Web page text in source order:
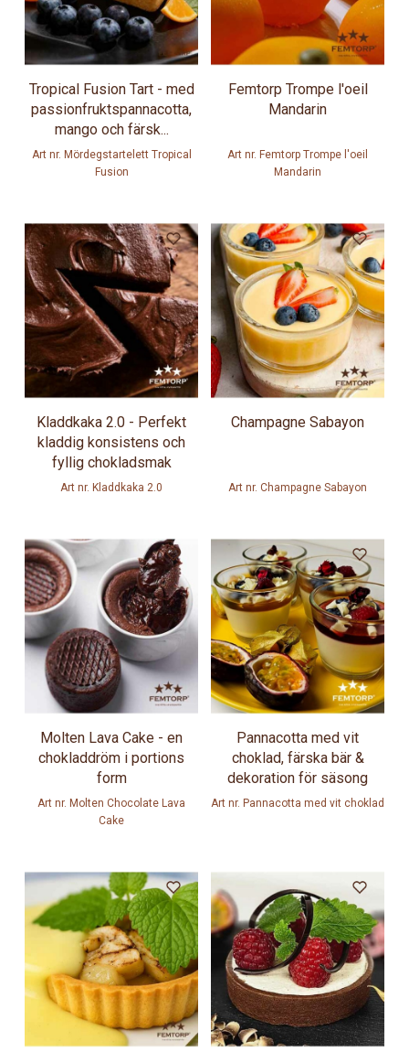
Tropical Fusion Tart - med
passionfruktspannacotta,
mango och färsk...
Art nr. Mördegstartelett Tropical
Fusion
Femtorp Trompe l'oeil
Mandarin
Art nr. Femtorp Trompe l'oeil
Mandarin
Kladdkaka 2.0 - Perfekt
kladdig konsistens och
fyllig chokladsmak
Art nr. Kladdkaka 2.0
Champagne Sabayon
Art nr. Champagne Sabayon
Molten Lava Cake - en
chokladdröm i portions
form
Art nr. Molten Chocolate Lava
Cake
Pannacotta med vit
choklad, färska bär &
dekoration för säsong
Art nr. Pannacotta med vit choklad